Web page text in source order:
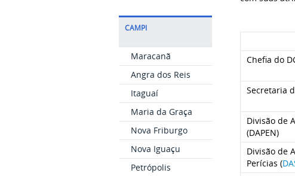
CAMPI
Maracanã
Angra dos Reis
Itaguaí
Maria da Graça
Nova Friburgo
Nova Iguaçu
Petrópolis
Chefia do
Secretaria
Divisão de
(DAPEN)
Divisão de
Perícias (